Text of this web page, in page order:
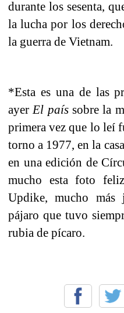
durante los sesenta,
la lucha por los
la guerra de Vietnam.
*Esta es una de las
ayer El paíssobre la
primera vez que lo leí
torno a 1977, en la
en una edición de
mucho esta foto
Updike, mucho
pájaro que tuvo
rubia de pícaro.